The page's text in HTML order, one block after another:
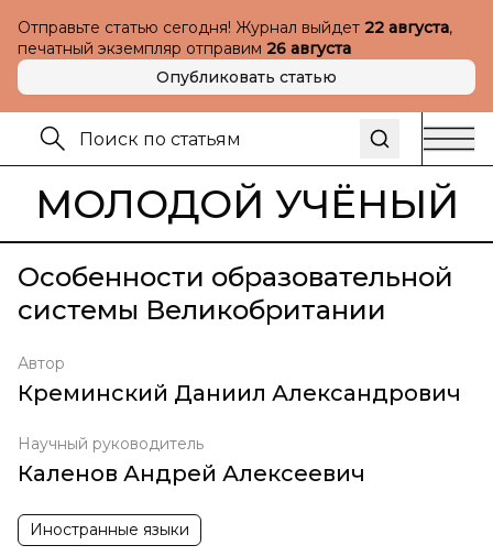
Отправьте статью сегодня! Журнал выйдет 22 августа,
печатный экземпляр отправим 26 августа
Опубликовать статью
МОЛОДОЙ УЧЁНЫЙ
Особенности образовательной
системы Великобритании
Автор
Креминский Даниил Александрович
Научный руководитель
Каленов Андрей Алексеевич
Иностранные языки